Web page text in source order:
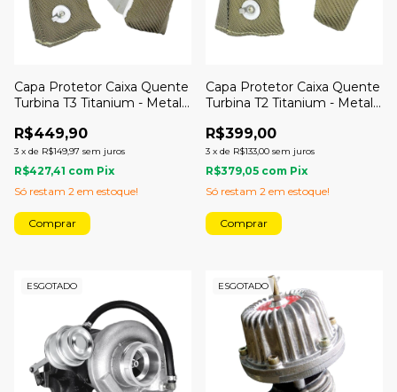
Capa Protetor Caixa Quente
Turbina T3 Titanium - Metal
R$449,90
3 x de R$149,97 sem juros
R$427,41 com Pix
Só restam 2 em estoque!
Capa Protetor Caixa Quente
Turbina T2 Titanium - Metal
R$399,00
3 x de R$133,00 sem juros
R$379,05 com Pix
Só restam 2 em estoque!
ESGOTADO ESGOTADO